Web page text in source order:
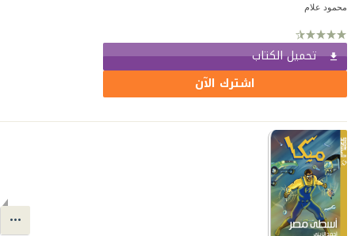
محمود علام
تحميل الكتاب
اشترك الآن